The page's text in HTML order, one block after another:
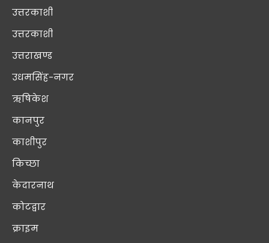
उत्तरकाशी
उत्तरकाशी
उत्तराखण्ड
उधमसिंह-नगर
ऋषिकेश
कानपुर
काशीपुर
किच्छा
केदारनाथ
कोटद्वार
क्राइम